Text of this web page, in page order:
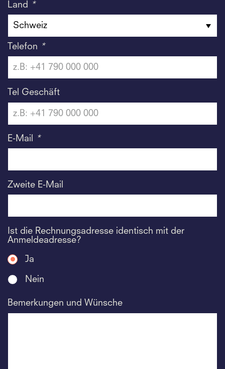
Land *
Telefon *
Tel Geschäft
E-Mail *
Zweite E-Mail
Ist die Rechnungsadresse identisch mit der
Anmeldeadresse?
Ja
Nein
Bemerkungen und Wünsche